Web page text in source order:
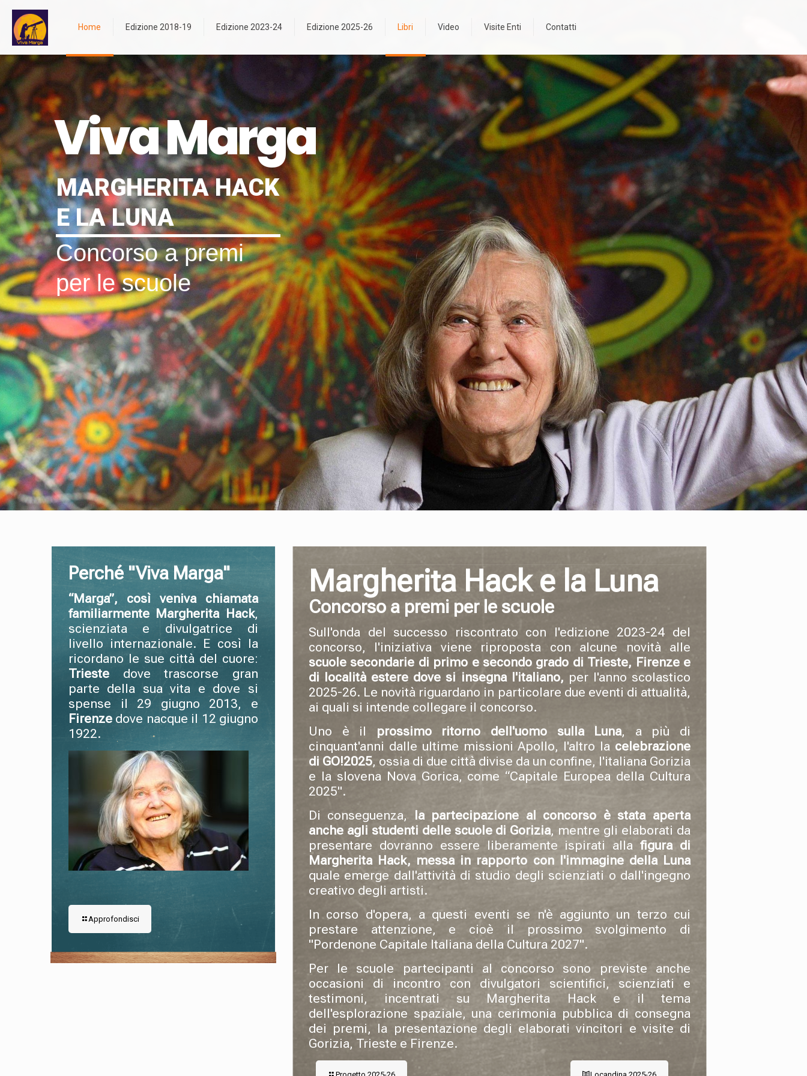
Home Edizione 2018-19 Edizione 2023-24 Edizione 2025-26 Libri Video Visite Enti Contatti
Viva Marga
MARGHERITA HACK
E LA LUNA
Concorso a premi
per le scuole
Perché "Viva Marga"
“Marga”, così veniva chiamata
familiarmente Margherita Hack,
scienziata e divulgatrice di
livello internazionale. E così la
ricordano le sue città del cuore:
Trieste dove trascorse gran
parte della sua vita e dove si
spense il 29 giugno 2013, e
Firenze dove nacque il 12 giugno
1922.
Approfondisci
Margherita Hack e la Luna
Concorso a premi per le scuole
Sull'onda del successo riscontrato con l'edizione 2023-24 del
concorso, l'iniziativa viene riproposta con alcune novità alle
scuole secondarie di primo e secondo grado di Trieste, Firenze e
di località estere dove si insegna l'italiano, per l'anno scolastico
2025-26. Le novità riguardano in particolare due eventi di attualità,
ai quali si intende collegare il concorso.
Uno è il prossimo ritorno dell'uomo sulla Luna, a più di
cinquant'anni dalle ultime missioni Apollo, l'altro la celebrazione
di GO!2025, ossia di due città divise da un confine, l'italiana Gorizia
e la slovena Nova Gorica, come “Capitale Europea della Cultura
2025".
Di conseguenza,
la partecipazione al concorso è stata aperta
anche agli studenti delle scuole di Gorizia, mentre gli elaborati da
presentare dovranno essere liberamente ispirati allafigura di
Margherita Hack, messa in rapporto con l'immagine della Luna
quale emerge dall'attività di studio degli scienziati o dall'ingegno
creativo degli artisti.
In corso d'opera, a questi eventi se n'è aggiunto un terzo cui
prestare attenzione, e cioè il prossimo svolgimento di
"Pordenone Capitale Italiana della Cultura 2027".
Per le scuole partecipanti al concorso sono previste anche
occasioni di incontro con divulgatori scientifici, scienziati e
testimoni, incentrati su Margherita Hack e il tema
dell'esplorazione spaziale, una cerimonia pubblica di consegna
dei premi, la presentazione degli elaborati vincitori e visite di
Gorizia, Trieste e Firenze.